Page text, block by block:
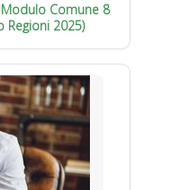
Comune 8
Regioni 2025)